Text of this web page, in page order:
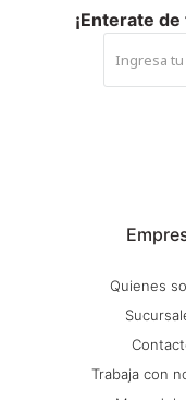
Quienes
Trabaja con
¡Enterate